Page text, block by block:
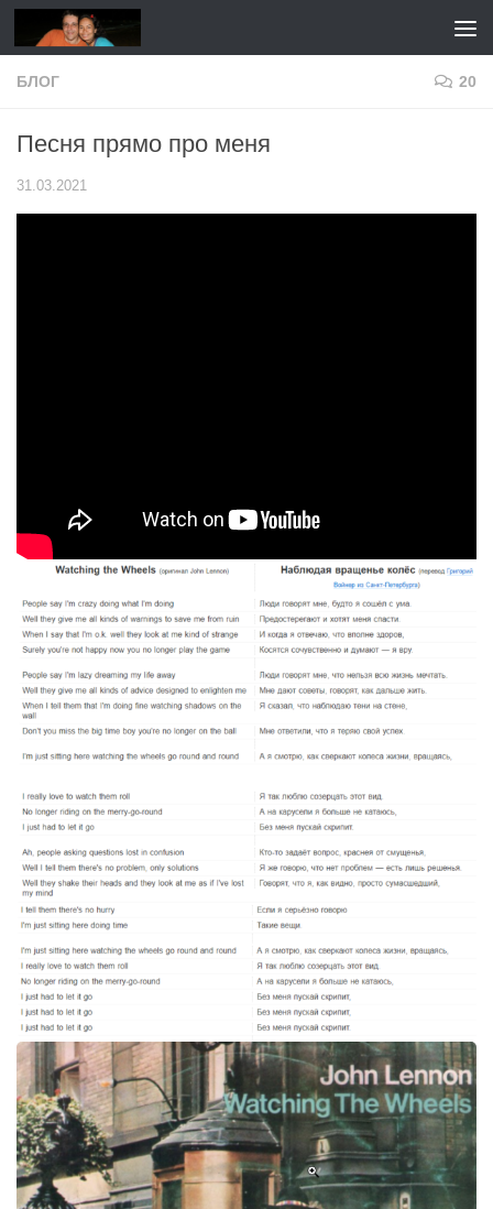
Перейти к содержимому
БЛОГ 20
Песня прямо про меня
31.03.2021